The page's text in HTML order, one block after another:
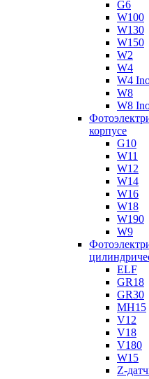
G6
W100
W130
W150
W2
W4
W4
W8
W8
корпусе
G10
W11
W12
W14
W16
W18
W190
W9
ELF
GR18
GR30
MH15
V12
V18
V180
W15
Z-